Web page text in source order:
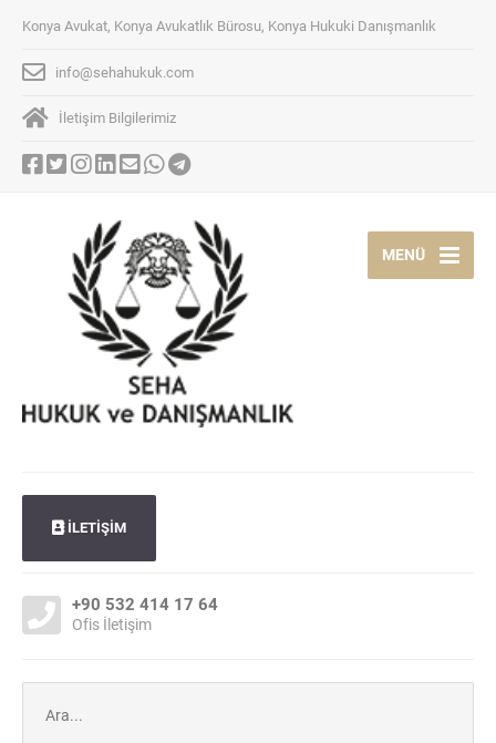
Konya Avukat, Konya Avukatlık Bürosu, Konya Hukuki Danışmanlık
info@sehahukuk.com
İletişim Bilgilerimiz
İLETİŞİM
+90 532 414 17 64
Ofis İletişim
MENÜ
ara: